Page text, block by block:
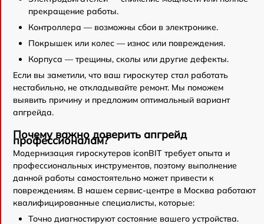
прекращение работы.
Контроллера — возможны сбои в электронике.
Покрышек или колес — износ или повреждения.
Корпуса — трещины, сколы или другие дефекты.
Если вы заметили, что ваш гироскутер стал работать
нестабильно, не откладывайте ремонт. Мы поможем
выявить причину и предложим оптимальный вариант
апгрейда.
Почему важно доверить апгрейд
профессионалам?
Модернизация гироскутеров iconBIT требует опыта и
профессиональных инструментов, поэтому выполнение
данной работы самостоятельно может привести к
повреждениям. В нашем сервис-центре в Москва работают
квалифицированные специалисты, которые:
Точно диагностируют состояние вашего устройства.